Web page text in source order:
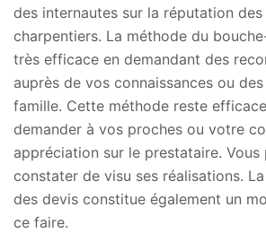
des internautes sur la réputation
charpentiers. La méthode du
très efficace en demandant des
auprès de vos connaissances ou
famille. Cette méthode reste
demander à vos proches ou votre
appréciation sur le prestataire. Vous
constater de visu ses réalisations.
des devis constitue également un
ce faire.